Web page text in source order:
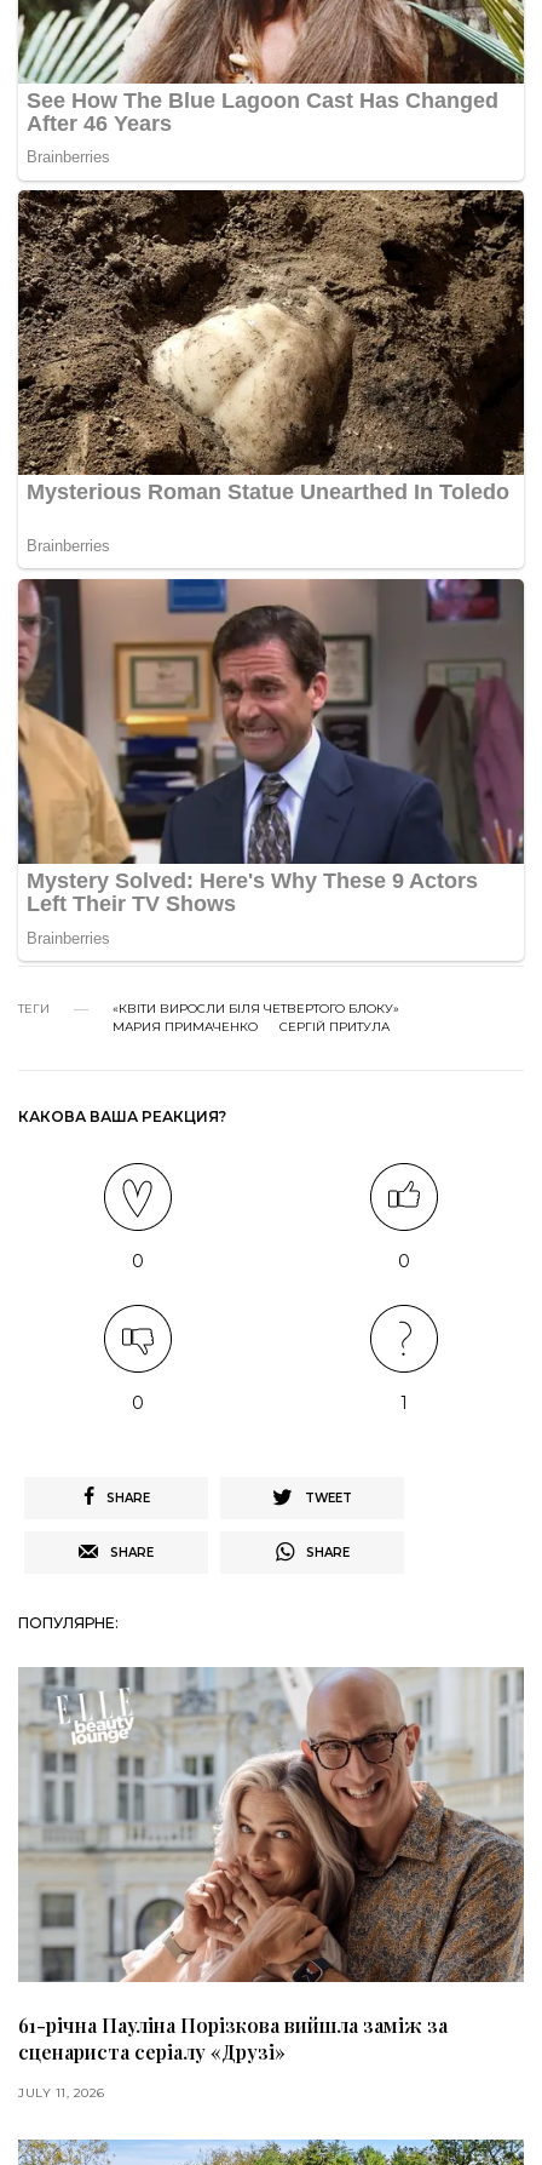
ТЕГИ
«КВІТИ ВИРОСЛИ БІЛЯ ЧЕТВЕРТОГО БЛОКУ»
МАРИЯ ПРИМАЧЕНКО
СЕРГІЙ ПРИТУЛА
КАКОВА ВАША РЕАКЦИЯ?
0 0
0 1
SHARE TWEET
SHARE SHARE
ПОПУЛЯРНЕ:
61-річна Пауліна Порізкова вийшла заміж за
сценариста серіалу «Друзі»
JULY 11, 2026